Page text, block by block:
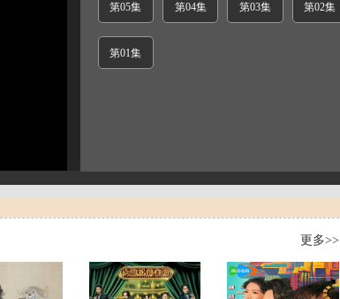
第05集 第04集 第03集 第02集
第01集
更多>>